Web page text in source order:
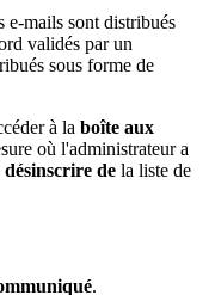
e-mails sont distribués
validés par un
sous forme de
à la boîte aux
où l'administrateur a
de la liste de
.